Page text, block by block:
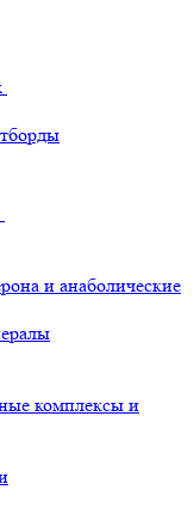
и анаболические
комплексы и